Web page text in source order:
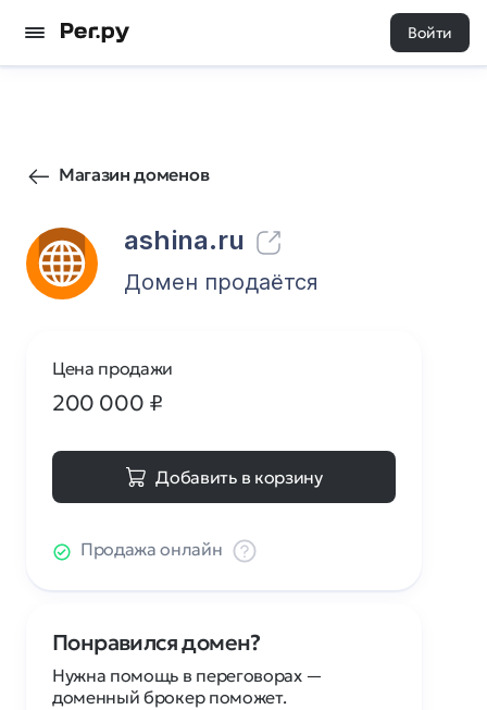
Войти
Магазин доменов
ashina.ru
239 0
Домен продаётся
Цена продажи
200 000 ₽
Добавить в корзину
Продажа онлайн
Понравился домен?
Нужна помощь в переговорах —
доменный брокер поможет.